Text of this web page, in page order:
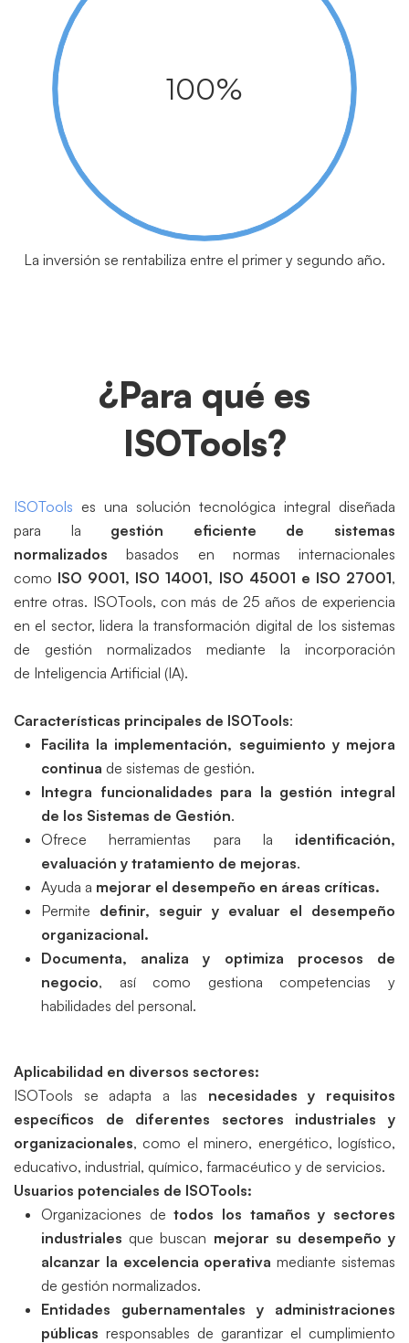
100%
La inversión se rentabiliza entre el primer y segundo año.
¿Para qué es
ISOTools?
ISOTools es una solución tecnológica integral diseñada
para la gestión eficiente de sistemas
normalizados basados en normas internacionales
como ISO 9001, ISO 14001, ISO 45001 e ISO 27001,
entre otras. ISOTools, con más de 25 años de experiencia
en el sector, lidera la transformación digital de los sistemas
de gestión normalizados mediante la incorporación
de Inteligencia Artificial (IA).
Características principales de ISOTools:
Facilita la implementación, seguimiento y mejora
continua de sistemas de gestión.
Integra funcionalidades para la gestión integral
de los Sistemas de Gestión.
Ofrece herramientas para la identificación,
evaluación y tratamiento de mejoras.
Ayuda a mejorar el desempeño en áreas críticas.
Permite definir, seguir y evaluar el desempeño
organizacional.
Documenta, analiza y optimiza procesos de
negocio, así como gestiona competencias y
habilidades del personal.
Aplicabilidad en diversos sectores:
ISOTools se adapta a las necesidades y requisitos
específicos de diferentes sectores industriales y
organizacionales, como el minero, energético, logístico,
educativo, industrial, químico, farmacéutico y de servicios.
Usuarios potenciales de ISOTools:
Organizaciones detodos los tamaños y sectores
industriales que buscan mejorar su desempeño y
alcanzar la excelencia operativa mediante sistemas
de gestión normalizados.
Entidades gubernamentales y administraciones
públicas responsables de garantizar el cumplimiento